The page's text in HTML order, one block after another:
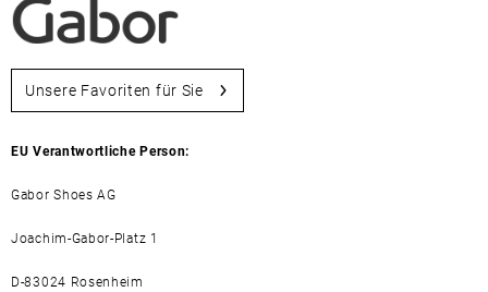
Unsere Favoriten für Sie
EU Verantwortliche Person:
Gabor Shoes AG
Joachim-Gabor-Platz 1
D-83024 Rosenheim